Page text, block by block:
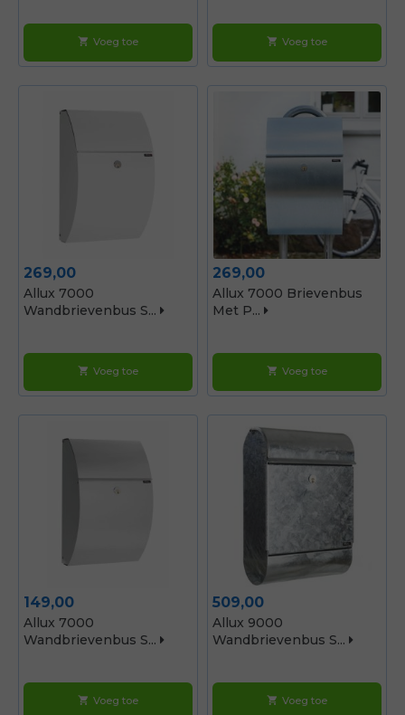
shopping_cart Voeg toe shopping_cart Voeg toe
Prijs
269,00
Allux 7000
Wandbrievenbus S...
shopping_cart Voeg toe
Prijs
269,00
Allux 7000 Brievenbus
Met P...
shopping_cart Voeg toe
Prijs
149,00
Allux 7000
Wandbrievenbus S...
shopping_cart Voeg toe
Prijs
509,00
Allux 9000
Wandbrievenbus S...
shopping_cart Voeg toe